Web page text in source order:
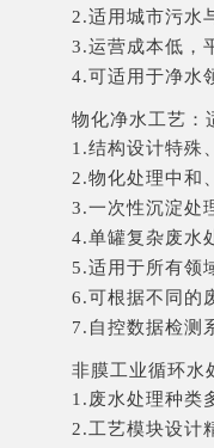
2.适用城市污水
3.运营成本低，
4.可适用于净水
物化净水工艺：
1.结构设计特殊
2.物化处理中和
3.一次性沉淀处
4.单罐复杂废水
5.适用于所有领
6.可根据不同的
7.自控数据检测
非膜工业循环水
1.废水处理种类
2.工艺模块设计